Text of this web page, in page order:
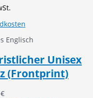
Englisch
Unisex
(Frontprint)
€